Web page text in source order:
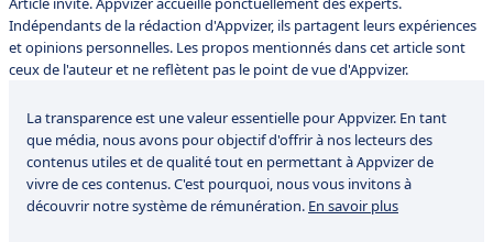
Indépendants de la rédaction d'Appvizer, ils partagent leurs expériences
et opinions personnelles. Les propos mentionnés dans cet article sont
ceux de l'auteur et ne reflètent pas le point de vue d'Appvizer.
La transparence est une valeur essentielle pour Appvizer. En tant
que média, nous avons pour objectif d'offrir à nos lecteurs des
contenus utiles et de qualité tout en permettant à Appvizer de
vivre de ces contenus. C'est pourquoi, nous vous invitons à
découvrir notre système de rémunération. En savoir plus